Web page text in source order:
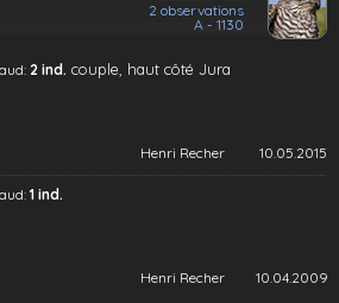
2 observations
A - 1130
2 ind. couple, haut côté Jura
Henri Recher 10.05.2015
1 ind.
Henri Recher 10.04.2009